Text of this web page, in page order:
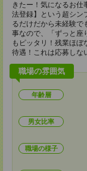
きたー！気になるお
法登録】という超シン
るだけだから未経験で
事なので、「ずっと
もピッタリ！残業ほ
待遇！これは応募しな
職場の雰囲気
年齢層
男女比率
職場の様子